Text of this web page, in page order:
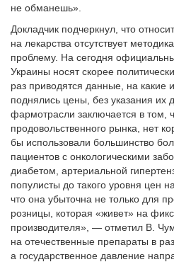
не обманешь».
Докладчик подчеркнул, что
на лекарства отсутствует
проблему. На сегодня
Украины носят скорее
раз приводятся данные, на какие
поднялись цены, без указания
фармотрасли заключается в том,
продовольственного рынка, нет
бы использовали большинство
пациентов с онкологическими
диабетом, артериальной
популисты до такого уровня цен
что она убыточна не только для
розницы, которая «живет» на
производителя», — отметил В.
на отечественные препараты в
а государственное давление